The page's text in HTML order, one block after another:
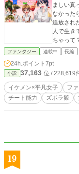
ましい真
なかった
追放され
人で生き
ちゃって
宿舎に住むことに
った。 調味料ってなんですか？の世界なら、私が作ろう、調
味料！ ないなら自給自足で頑張ります！ お料理聖女様って呼
ばないで
（と言ってな
っては戦はできぬ！ チート
パーのま
なろう
ファンタジー 連載中 長編
24h.ポイント 7pt
小説 37,163 位 / 228,619
イケメン×平凡女子 フ
チート能力
ズボラ飯
19